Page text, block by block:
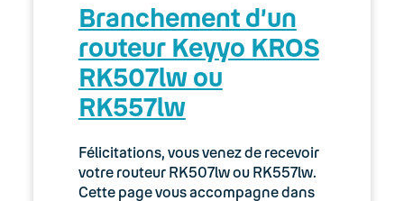
Branchement d’un
routeur Keyyo KROS
RK507lw ou
RK557lw
Félicitations, vous venez de recevoir
votre routeur RK507lw ou RK557lw.
Cette page vous accompagne dans